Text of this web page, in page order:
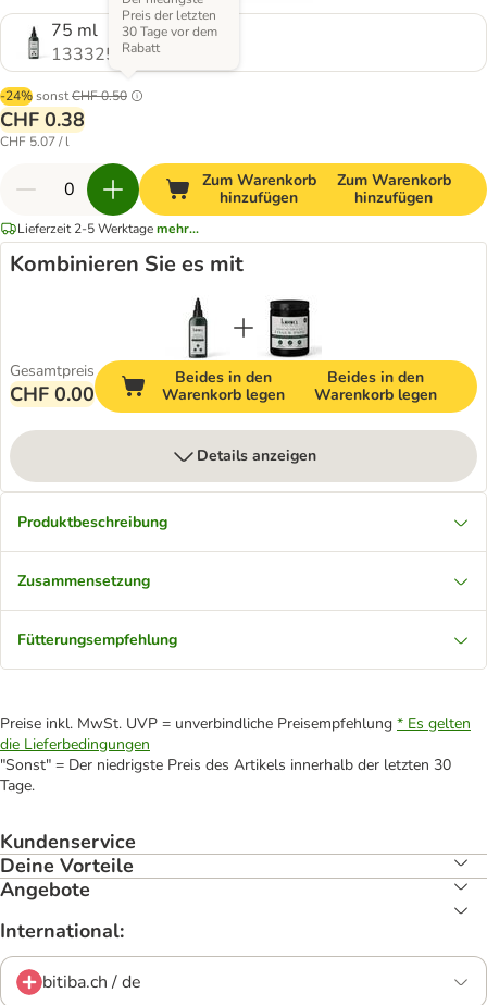
75 ml
1333250.0
-24%sonstCHF 0.50
Preis der letzten
30 Tage vor dem
Rabatt
CHF 0.38
CHF 5.07 / l
Zum Warenkorb
hinzufügen
Zum Warenkorb
hinzufügen
Lieferzeit 2-5 Werktagemehr...
Kombinieren Sie es mit
Gesamtpreis
CHF 0.00
Beides in den
Warenkorb legen
Beides in den
Warenkorb legen
Details anzeigen
Produktbeschreibung
Zusammensetzung
Fütterungsempfehlung
Preise inkl. MwSt. UVP = unverbindliche Preisempfehlung * Es gelten
die Lieferbedingungen
"Sonst" = Der niedrigste Preis des Artikels innerhalb der letzten 30
Tage.
Kundenservice
Deine Vorteile
Angebote
International:
bitiba.ch / de